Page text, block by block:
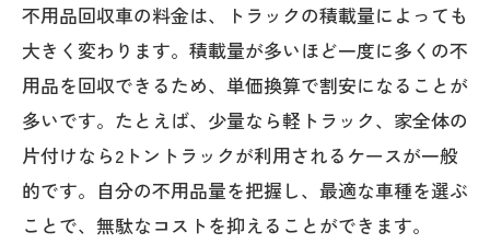
裏側
無料回収のトラブル事例と安全な依頼方
法
不用品回収車で無料を選ぶ際の注意点ま
とめ
信頼できる回収車と無料サービスの違い
不用品回収車の料金は、トラックの積載量によっても
大きく変わります。積載量が多いほど一度に多くの不
用品を回収できるため、単価換算で割安になることが
多いです。たとえば、少量なら軽トラック、家全体の
片付けなら2トントラックが利用されるケースが一般
的です。自分の不用品量を把握し、最適な車種を選ぶ
ことで、無駄なコストを抑えることができます。